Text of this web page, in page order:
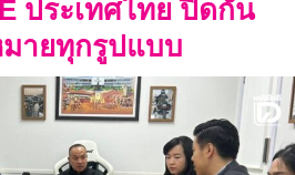
ประเทศไทย ปิดกั้น
ายทุกรูปแบบ